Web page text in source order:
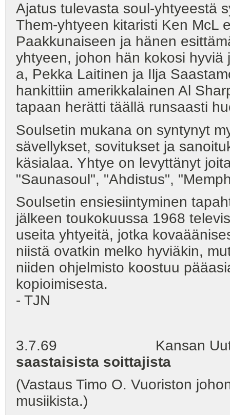
Ajatus tulevasta soul-yhtyeestä
Them-yhtyeen kitaristi Ken McL
Paakkunaiseen ja hänen
yhtyeen, johon hän kokosi
a, Pekka Laitinen ja Ilja
hankittiin amerikkalainen Al
tapaan herätti täällä runsaasti
Soulsetin mukana on syntynyt
sävellykset, sovitukset ja
käsialaa. Yhtye on levyttänyt
"Saunasoul", "Ahdistus",
Soulsetin ensiesiintyminen
jälkeen toukokuussa 1968
useita yhtyeitä, jotka
niistä ovatkin melko hyviäkin,
niiden ohjelmisto koostuu
kopioimisesta.
- TJN
3.7.69 Kansan
saastaisista soittajista
(Vastaus Timo O. Vuoriston
musiikista.)